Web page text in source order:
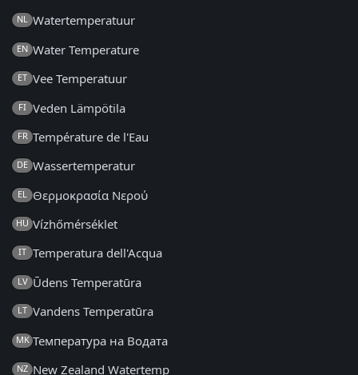
NL Watertemperatuur
EN Water Temperature
ET Vee Temperatuur
FI Veden Lämpötila
FR Température de l'Eau
DE Wassertemperatur
EL Θερμοκρασία Νερού
HU Vízhőmérséklet
IT Temperatura dell'Acqua
LV Ūdens Temperatūra
LT Vandens Temperatūra
MK Температура на Водата
NZ New Zealand Watertemp